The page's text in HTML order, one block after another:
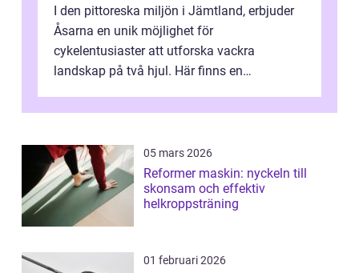
I den pittoreska miljön i Jämtland, erbjuder
Åsarna en unik möjlighet för
cykelentusiaster att utforska vackra
landskap på två hjul. Här finns en
05 mars 2026
Reformer maskin: nyckeln till
skonsam och effektiv
helkroppsträning
01 februari 2026